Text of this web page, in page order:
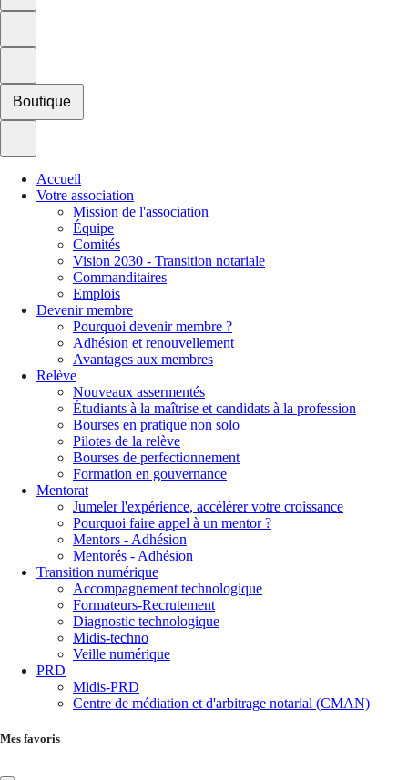
Boutique
Accueil
Votre association
Mission de l'association
Équipe
Comités
Vision 2030 - Transition notariale
Commanditaires
Emplois
Devenir membre
Pourquoi devenir membre ?
Adhésion et renouvellement
Avantages aux membres
Relève
Nouveaux assermentés
Étudiants à la maîtrise et candidats à la profession
Bourses en pratique non solo
Pilotes de la relève
Bourses de perfectionnement
Formation en gouvernance
Mentorat
Jumeler l'expérience, accélérer votre croissance
Pourquoi faire appel à un mentor ?
Mentors - Adhésion
Mentorés - Adhésion
Transition numérique
Accompagnement technologique
Formateurs-Recrutement
Diagnostic technologique
Midis-techno
Veille numérique
PRD
Midis-PRD
Centre de médiation et d'arbitrage notarial (CMAN)
Mes favoris